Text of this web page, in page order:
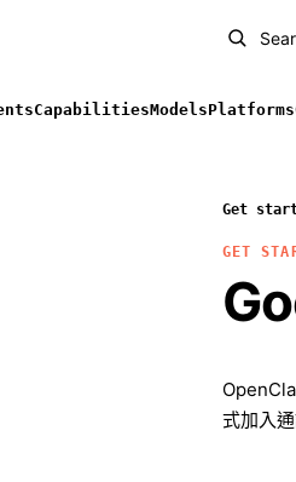
CapabilitiesModelsPlatforms
Get
GET
式加入通